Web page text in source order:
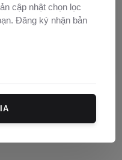
cập nhật chọn lọc
Đăng ký nhận bản